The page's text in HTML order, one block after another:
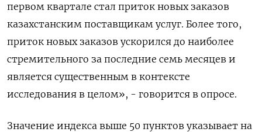
первом квартале стал приток новых заказов
казахстанским поставщикам услуг. Более того,
приток новых заказов ускорился до наиболее
стремительного за последние семь месяцев и
является существенным в контексте
исследования в целом», - говорится в опросе.
Значение индекса выше 50 пунктов указывает на